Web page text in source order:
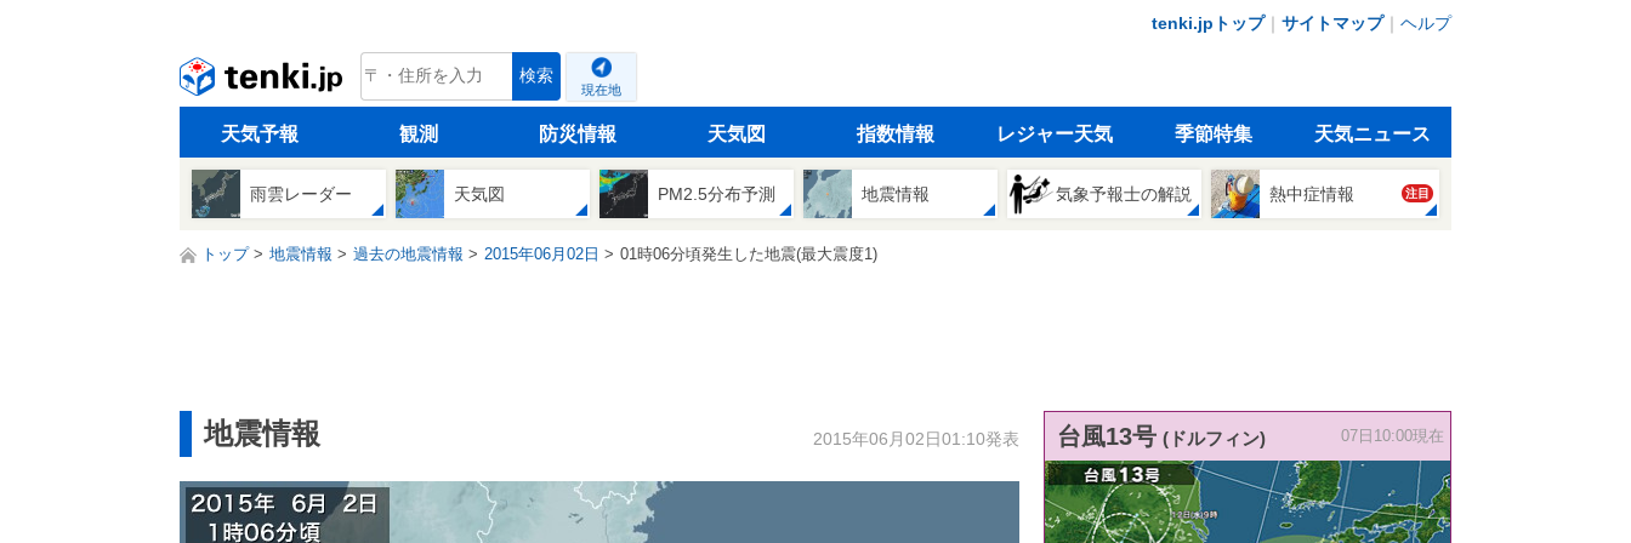
tenki.jpトップ｜ サイトマップ｜ ヘルプ
tenki.jp 検索
現在地
天気予報 観測 防災情報 天気図 指数情報 レジャー天気 季節特集 天気ニュース
雨雲レーダー 天気図 PM2.5分布予測 地震情報 気象予報士の解説 熱中症情報 注目
トップ 地震情報 過去の地震情報 2015年06月02日 01時06分頃発生した地震(最大震度1)
地震情報 2015年06月02日01:10発表 台風13号 (ドルフィン) 07日10:00現在